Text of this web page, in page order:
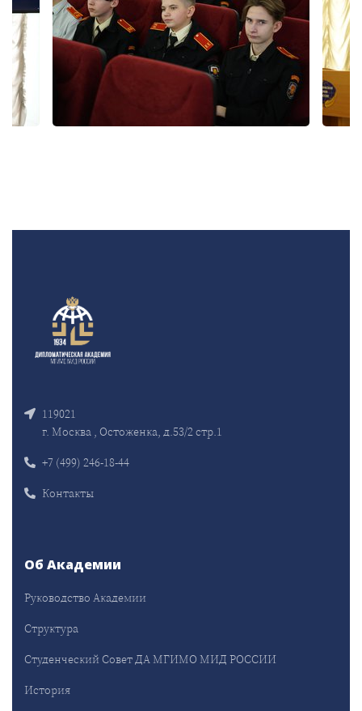
119021
г. Москва , Остоженка, д.53/2 стр.1
+7 (499) 246-18-44
Контакты
Об Академии
Руководство Академии
Структура
Студенческий Совет ДА МГИМО МИД РОССИИ
История